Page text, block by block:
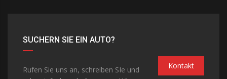
SUCHERN SIE EIN AUTO?
Rufen Sie uns an, schreiben SIe und
Kontakt